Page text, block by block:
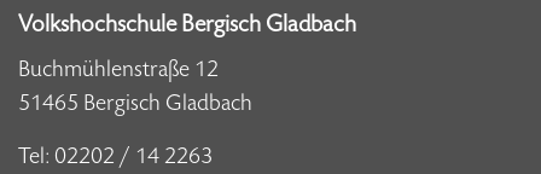
Volkshochschule Bergisch Gladbach
Buchmühlenstraße 12
51465 Bergisch Gladbach
Tel: 02202 / 14 2263